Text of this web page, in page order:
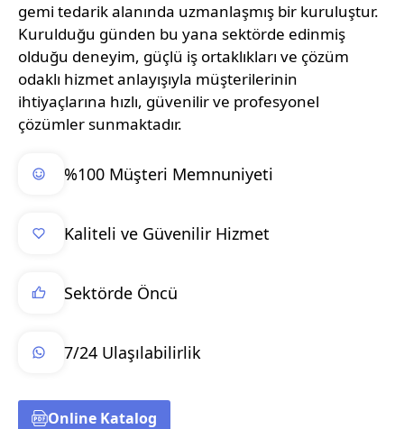
gemi tedarik alanında uzmanlaşmış bir kuruluştur.
Kurulduğu günden bu yana sektörde edinmiş
olduğu deneyim, güçlü iş ortaklıkları ve çözüm
odaklı hizmet anlayışıyla müşterilerinin
ihtiyaçlarına hızlı, güvenilir ve profesyonel
çözümler sunmaktadır.
%100 Müşteri Memnuniyeti
Kaliteli ve Güvenilir Hizmet
Sektörde Öncü
7/24 Ulaşılabilirlik
Online Katalog